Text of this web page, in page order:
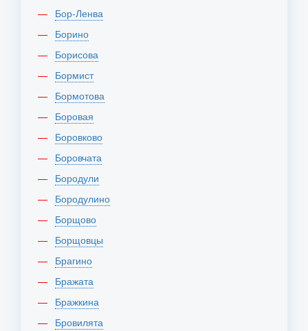
Бор-Ленва
Борино
Борисова
Бормист
Бормотова
Боровая
Боровково
Боровчата
Бородули
Бородулино
Борщово
Борщовцы
Брагино
Бражата
Бражкина
Бровилята